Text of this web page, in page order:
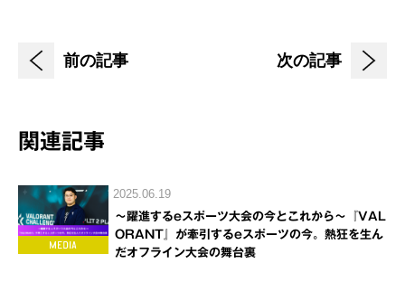
前の記事 次の記事
関連記事
2025.06.19
～躍進するeスポーツ大会の今とこれから～『VAL
ORANT』が牽引するeスポーツの今。熱狂を生ん
だオフライン大会の舞台裏